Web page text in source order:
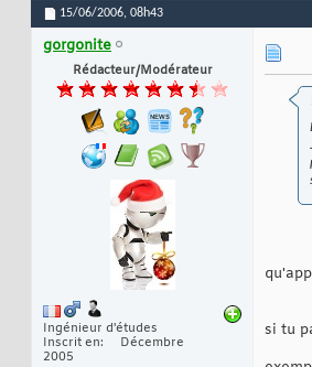
15/06/2006, 08h43
gorgonite
Rédacteur/Modérateur
Ingénieur d'études
Inscrit en
Décembre
2005
si tu